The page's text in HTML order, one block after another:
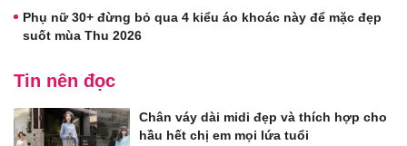
Phụ nữ 30+ đừng bỏ qua 4 kiểu áo khoác này để mặc đẹp
suốt mùa Thu 2026
Tin nên đọc
Chân váy dài midi đẹp và thích hợp cho
hầu hết chị em mọi lứa tuổi